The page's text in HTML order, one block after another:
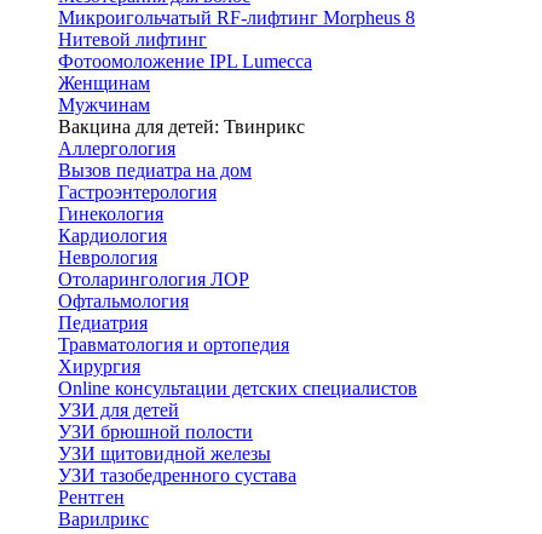
Микроигольчатый RF-лифтинг Morpheus 8
Нитевой лифтинг
Фотоомоложение IPL Lumecca
Женщинам
Мужчинам
Вакцина для детей: Твинрикс
Аллергология
Вызов педиатра на дом
Гастроэнтерология
Гинекология
Кардиология
Неврология
Отоларингология ЛОР
Офтальмология
Педиатрия
Травматология и ортопедия
Хирургия
Online консультации детских специалистов
УЗИ для детей
УЗИ брюшной полости
УЗИ щитовидной железы
УЗИ тазобедренного сустава
Рентген
Варилрикс